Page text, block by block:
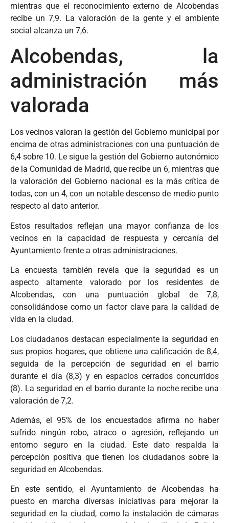
mientras que el reconocimiento externo de Alcobendas
recibe un 7,9. La valoración de la gente y el ambiente
social alcanza un 7,6.
Alcobendas, la
administración más
valorada
Los vecinos valoran la gestión del Gobierno municipal por
encima de otras administraciones con una puntuación de
6,4 sobre 10. Le sigue la gestión del Gobierno autonómico
de la Comunidad de Madrid, que recibe un 6, mientras que
la valoración del Gobierno nacional es la más crítica de
todas, con un 4, con un notable descenso de medio punto
respecto al dato anterior.
Estos resultados reflejan una mayor confianza de los
vecinos en la capacidad de respuesta y cercanía del
Ayuntamiento frente a otras administraciones.
La encuesta también revela que la seguridad es un
aspecto altamente valorado por los residentes de
Alcobendas, con una puntuación global de 7,8,
consolidándose como un factor clave para la calidad de
vida en la ciudad.
Los ciudadanos destacan especialmente la seguridad en
sus propios hogares, que obtiene una calificación de 8,4,
seguida de la percepción de seguridad en el barrio
durante el día (8,3) y en espacios cerrados concurridos
(8). La seguridad en el barrio durante la noche recibe una
valoración de 7,2.
Además, el 95% de los encuestados afirma no haber
sufrido ningún robo, atraco o agresión, reflejando un
entorno seguro en la ciudad. Este dato respalda la
percepción positiva que tienen los ciudadanos sobre la
seguridad en Alcobendas.
En este sentido, el Ayuntamiento de Alcobendas ha
puesto en marcha diversas iniciativas para mejorar la
seguridad en la ciudad, como la instalación de cámaras